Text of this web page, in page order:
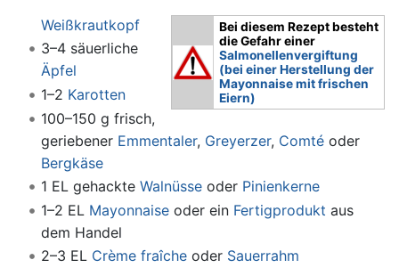
Bei diesem Rezept besteht
die Gefahr einer
Salmonellenvergiftung
(bei einer Herstellung der
Mayonnaise mit frischen
Eiern)
Weißkrautkopf
3–4 säuerliche
Äpfel
1–2 Karotten
100–150 g frisch,
geriebener Emmentaler, Greyerzer, Comtéoder
Bergkäse
1 EL gehackte Walnüsseoder Pinienkerne
1–2 EL Mayonnaiseoder ein Fertigprodukt aus
dem Handel
2–3 EL Crème fraîcheoder Sauerrahm